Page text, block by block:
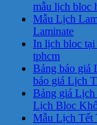
mẫu lịch bloc
Mẫu Lịch
Laminate
In lịch bloc tại
tphcm
Bảng báo giá
báo giá Lịch
Bảng giá
Lịch Bloc
Mẫu Lịch Tết